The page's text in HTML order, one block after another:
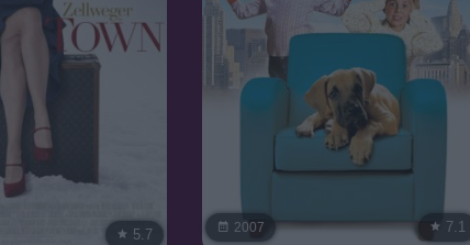
5.7 2007 7.1